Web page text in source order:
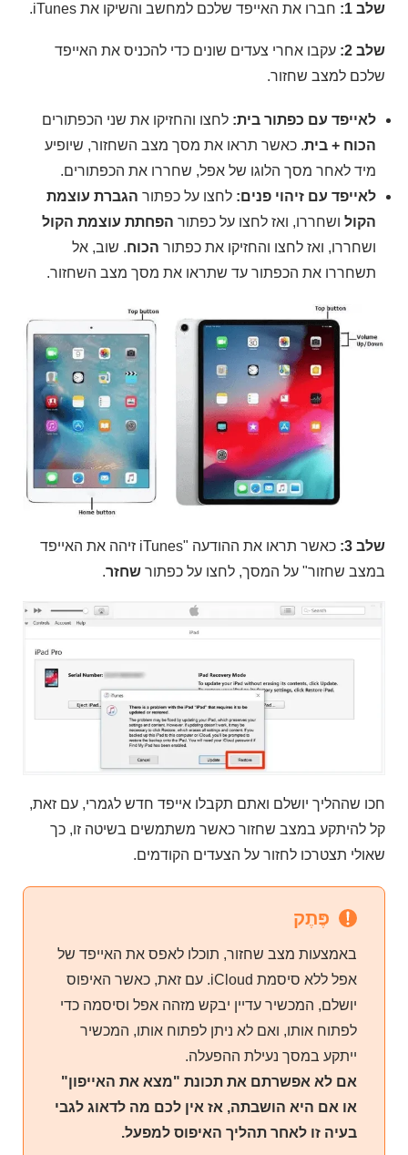
שלב 1: חברו את האייפד שלכם למחשב והשיקו את iTunes.
שלב 2:
עקבו אחרי צעדים שונים כדי להכניס את האייפד
שלכם למצב שחזור.
לאייפד עם כפתור בית: לחצו והחזיקו את שני הכפתורים
הכוח + בית. כאשר תראו את מסך מצב השחזור, שיופיע
מיד לאחר מסך הלוגו של אפל, שחררו את הכפתורים.
לאייפד עם זיהוי פנים: לחצו על כפתור הגברת עוצמת
הקול ושחררו, ואז לחצו על כפתור הפחתת עוצמת הקול
ושחררו, ואז לחצו והחזיקו את כפתור הכוח. שוב, אל
תשחררו את הכפתור עד שתראו את מסך מצב השחזור.
שלב 3:
כאשר תראו את ההודעה "iTunes זיהה את האייפד
במצב שחזור" על המסך, לחצו על כפתור שחזר.
חכו שההליך יושלם ואתם תקבלו אייפד חדש לגמרי, עם זאת,
קל להיתקע במצב שחזור כאשר משתמשים בשיטה זו, כך
שאולי תצטרכו לחזור על הצעדים הקודמים.
פֶּתֶק
באמצעות מצב שחזור, תוכלו לאפס את האייפד של
אפל ללא סיסמת iCloud. עם זאת, כאשר האיפוס
יושלם, המכשיר עדיין יבקש מזהה אפל וסיסמה כדי
לפתוח אותו, ואם לא ניתן לפתוח אותו, המכשיר
ייתקע במסך נעילת ההפעלה.
אם לא אפשרתם את תכונת "מצא את האייפון"
או אם היא הושבתה, אז אין לכם מה לדאוג לגבי
בעיה זו לאחר תהליך האיפוס למפעל.